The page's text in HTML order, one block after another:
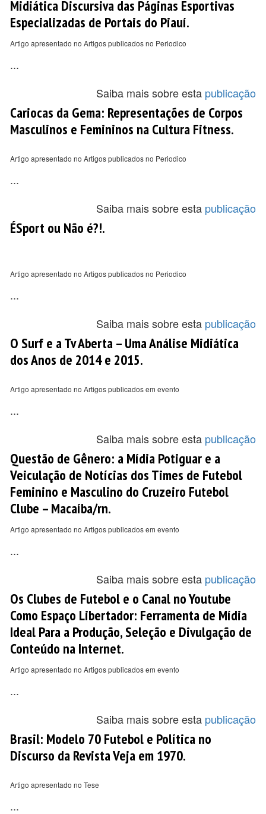
Midiática Discursiva das Páginas Esportivas
Especializadas de Portais do Piauí.
Artigo apresentado no Artigos publicados no Periodico
...
Saiba mais sobre esta publicação
Cariocas da Gema: Representações de Corpos
Masculinos e Femininos na Cultura Fitness.
Artigo apresentado no Artigos publicados no Periodico
...
Saiba mais sobre esta publicação
ÉSport ou Não é?!.
Artigo apresentado no Artigos publicados no Periodico
...
Saiba mais sobre esta publicação
O Surf e a Tv Aberta – Uma Análise Midiática
dos Anos de 2014 e 2015.
Artigo apresentado no Artigos publicados em evento
...
Saiba mais sobre esta publicação
Questão de Gênero: a Mídia Potiguar e a
Veiculação de Notícias dos Times de Futebol
Feminino e Masculino do Cruzeiro Futebol
Clube – Macaíba/rn.
Artigo apresentado no Artigos publicados em evento
...
Saiba mais sobre esta publicação
Os Clubes de Futebol e o Canal no Youtube
Como Espaço Libertador: Ferramenta de Mídia
Ideal Para a Produção, Seleção e Divulgação de
Conteúdo na Internet.
Artigo apresentado no Artigos publicados em evento
...
Saiba mais sobre esta publicação
Brasil: Modelo 70 Futebol e Política no
Discurso da Revista Veja em 1970.
Artigo apresentado no Tese
...